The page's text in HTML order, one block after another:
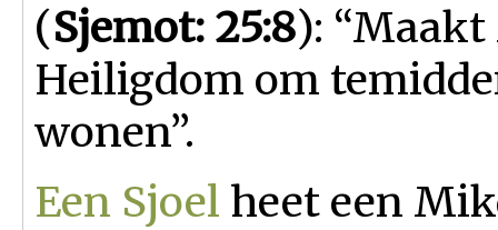
(Sjemot: 25:8):
Heiligdom om
wonen”.
Een Sjoel heet een